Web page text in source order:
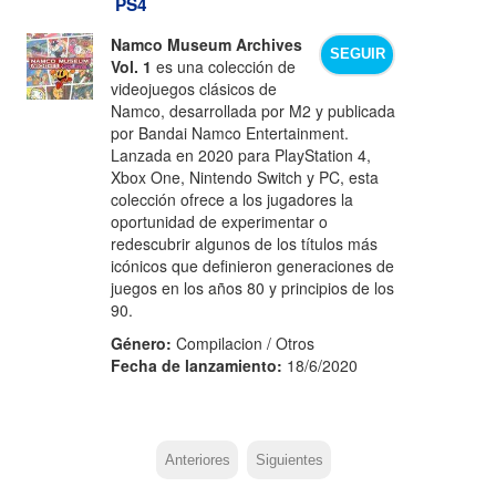
SEGUIR
Namco Museum Archives
Vol. 1 es una colección de
videojuegos clásicos de
Namco, desarrollada por M2 y publicada
por Bandai Namco Entertainment.
Lanzada en 2020 para PlayStation 4,
Xbox One, Nintendo Switch y PC, esta
colección ofrece a los jugadores la
oportunidad de experimentar o
redescubrir algunos de los títulos más
icónicos que definieron generaciones de
juegos en los años 80 y principios de los
90.
Género: Compilacion / Otros
Fecha de lanzamiento: 18/6/2020
Anteriores Siguientes